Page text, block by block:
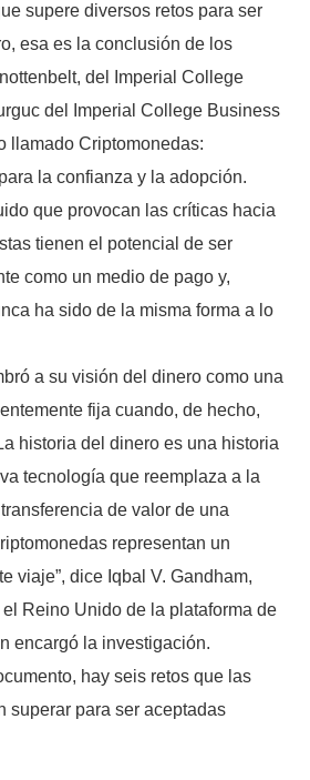
supere diversos retos para ser
esa es la conclusión de los
del Imperial College
del Imperial College Business
llamado Criptomonedas:
la confianza y la adopción.
que provocan las críticas hacia
tienen el potencial de ser
como un medio de pago y,
ha sido de la misma forma a lo
a su visión del dinero como una
fija cuando, de hecho,
historia del dinero es una historia
tecnología que reemplaza a la
de valor de una
representan un
viaje”, dice Iqbal V. Gandham,
Reino Unido de la plataforma de
encargó la investigación.
hay seis retos que las
superar para ser aceptadas